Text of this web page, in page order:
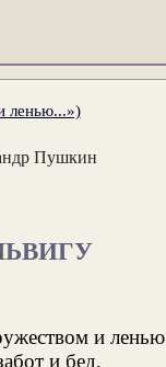
ленью...»)
Пушкин
и ленью
и бед,